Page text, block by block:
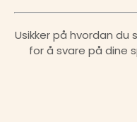
Usikker på hvordan du
for å svare på dine